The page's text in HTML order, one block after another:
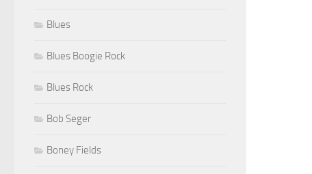
Blues
Blues Boogie Rock
Blues Rock
Bob Seger
Boney Fields